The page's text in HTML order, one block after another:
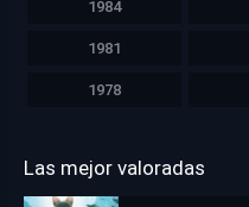
1984
1981
1978
Las mejor valoradas